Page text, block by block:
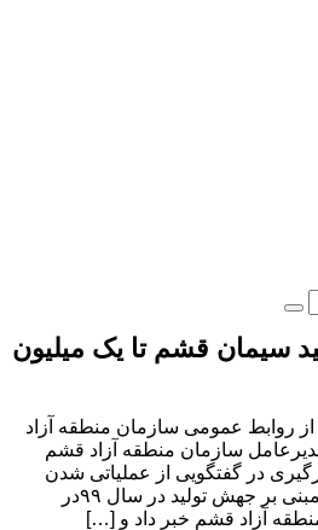
سیمان قشم تا یک میلیون
روابط عمومی سازمان منطقه آزاد
سازمان منطقه آزاد قشم
در گفتگویی از عملیاتی شدن
فرمان مقام معظم رهبری مبنی بر جهش تولید در سال ۹۹در
آزاد قشم خبر داد و […]